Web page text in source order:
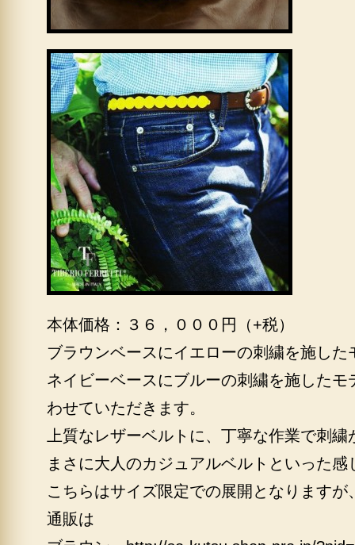
本体価格：３６，０００円（+税）
ブラウンベースにイエローの刺繍を施した
ネイビーベースにブルーの刺繍を施した
わせていただきます。
上質なレザーベルトに、丁寧な作業で刺
まさに大人のカジュアルベルトといった感
こちらはサイズ限定での展開となります
通販は